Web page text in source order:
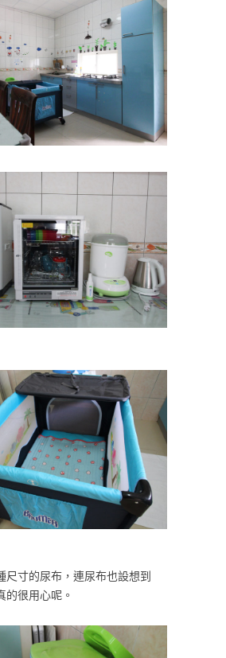
尺寸的尿布，連尿布也設想到
的很用心呢。